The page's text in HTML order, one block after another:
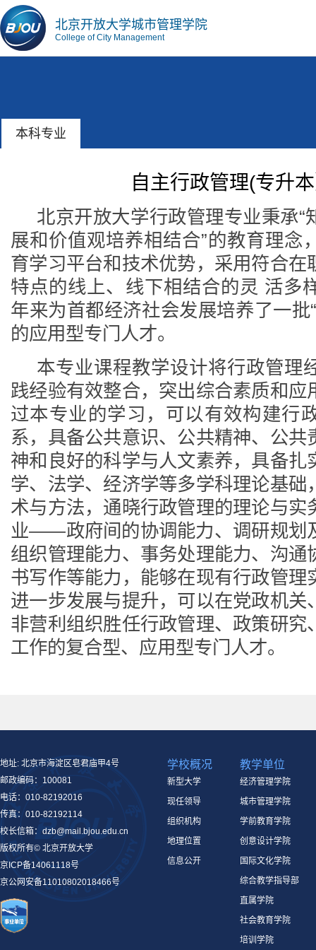
北京开放大学城市管理学院
College of City Management
本科专业
自主行政管理(专升
北京开放大学行政管理专业秉承“
展和价值观培养相结合”的教育理念
育学习平台和技术优势，采用符合在
特点的线上、线下相结合的灵 活多
年来为首都经济社会发展培养了一批
的应用型专门人才。
本专业课程教学设计将行政管理
践经验有效整合，突出综合素质和应
过本专业的学习，可以有效构建行
系，具备公共意识、公共精神、公共
神和良好的科学与人文素养，具备扎
学、法学、经济学等多学科理论基础
术与方法，通晓行政管理的理论与实
业——政府间的协调能力、调研规划
组织管理能力、事务处理能力、沟通
书写作等能力，能够在现有行政管理
进一步发展与提升，可以在党政机关
非营利组织胜任行政管理、政策研究
工作的复合型、应用型专门人才。
地址: 北京市海淀区皂君庙甲4号
邮政编码：100081
电话：010-82192016
传真：010-82192114
校长信箱：dzb@mail.bjou.edu.cn
版权所有© 北京开放大学
京ICP备14061118号
京公网安备11010802018466号
学校概况
新型大学
现任领导
组织机构
地理位置
信息公开
教学单位
经济管理学院
城市管理学院
学前教育学院
创意设计学院
国际文化学院
综合教学指导部
直属学院
社会教育学院
培训学院